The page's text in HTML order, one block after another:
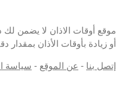
موقع أوقات الاذان لا يضمن لك
أو زيادة بأوقات الأذان بمقدار
إتصل بنا - عن الموقع - سياسة